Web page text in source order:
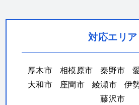
対応エリア
厚木市 相模原市 秦野市
大和市
座間市 綾瀬市 伊
藤沢市